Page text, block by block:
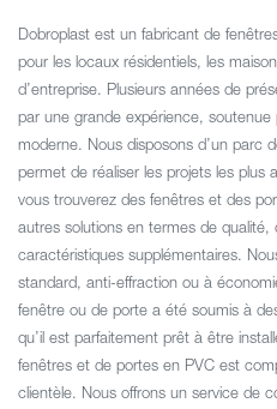
Dobroplast est un fabricant de
pour les locaux résidentiels, les
d’entreprise. Plusieurs années de
par une grande expérience,
moderne. Nous disposons d’un parc
permet de réaliser les projets les plus
vous trouverez des fenêtres et des
autres solutions en termes de
caractéristiques supplémentaires.
standard, anti-effraction ou à
fenêtre ou de porte a été soumis à
qu’il est parfaitement prêt à être
fenêtres et de portes en PVC est
clientèle. Nous offrons un service de